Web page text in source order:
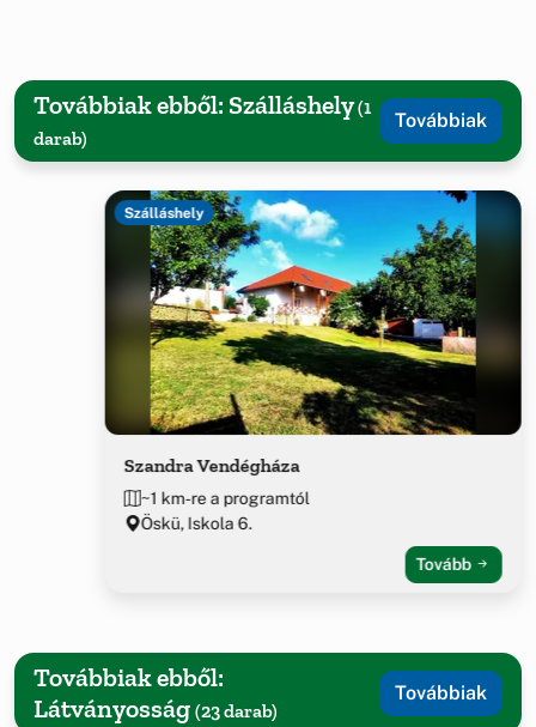
Továbbiak ebből: Szálláshely(1
darab)
Továbbiak
Szálláshely
Szandra Vendégháza
~1 km-re a programtól
Öskü, Iskola 6.
Tovább
Továbbiak ebből:
Látványosság (23 darab)
Továbbiak